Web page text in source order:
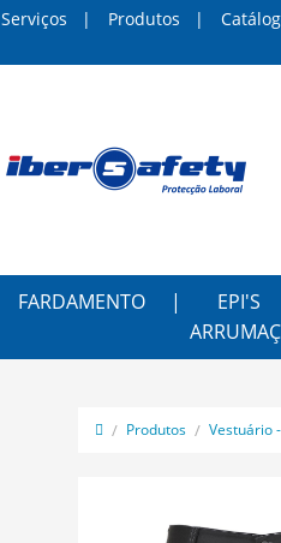
Serviços Produtos
FARDAMENTO EPI'S
Produtos Vestuário